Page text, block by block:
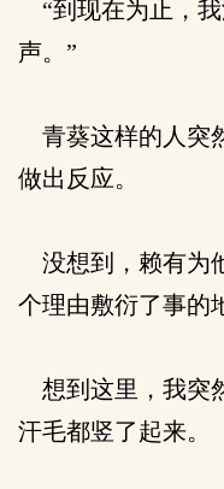
“到现在为止，
声。”
青葵这样的人突
做出反应。
没想到，赖有为
个理由敷衍了事的
想到这里，我突
汗毛都竖了起来。